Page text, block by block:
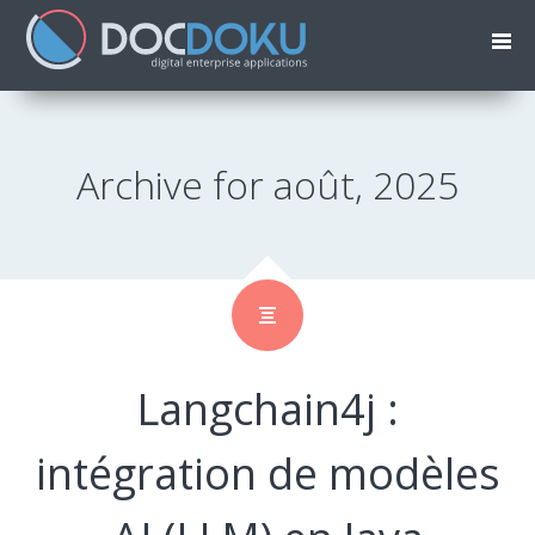
Archive for août, 2025
Langchain4j :
intégration de modèles